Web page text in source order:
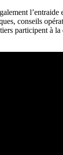
l’entraide
conseils
participent à